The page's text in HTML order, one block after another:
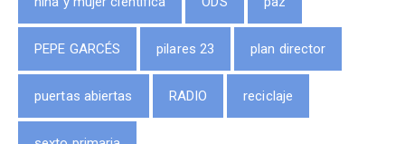
PEPE GARCÉS pilares 23 plan director
puertas abiertas RADIO reciclaje